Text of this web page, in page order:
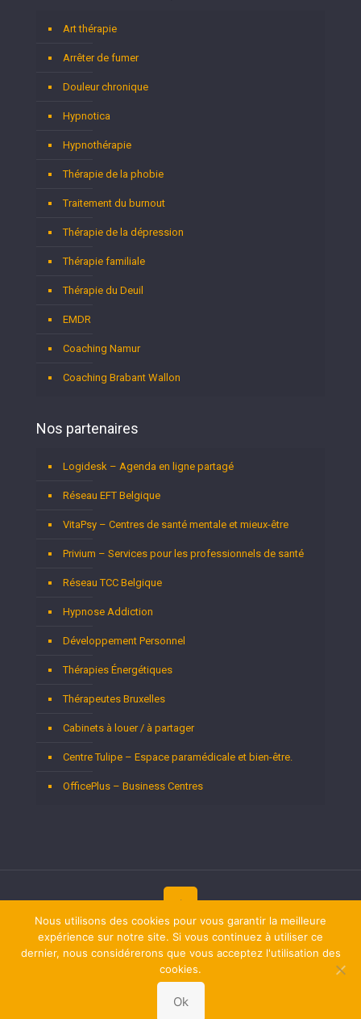
Art thérapie
Arrêter de fumer
Douleur chronique
Hypnotica
Hypnothérapie
Thérapie de la phobie
Traitement du burnout
Thérapie de la dépression
Thérapie familiale
Thérapie du Deuil
EMDR
Coaching Namur
Coaching Brabant Wallon
Nos partenaires
Logidesk – Agenda en ligne partagé
Réseau EFT Belgique
VitaPsy – Centres de santé mentale et mieux-être
Privium – Services pour les professionnels de santé
Réseau TCC Belgique
Hypnose Addiction
Développement Personnel
Thérapies Énergétiques
Thérapeutes Bruxelles
Cabinets à louer / à partager
Centre Tulipe – Espace paramédicale et bien-être.
OfficePlus – Business Centres
Copyright © 2026Thérapeutes Bruxelles.Tous droits réservés.
Privium – Des services qui soutiennent vos soins. Pour
psychologues, psychotherapeutes et hypnotherapeutes.
RGPD - Politique de Protection de la Vie Privée
Nous utilisons des cookies pour vous garantir la meilleure
expérience sur notre site. Si vous continuez à utiliser ce
dernier, nous considérerons que vous acceptez l'utilisation des
cookies.
Ok